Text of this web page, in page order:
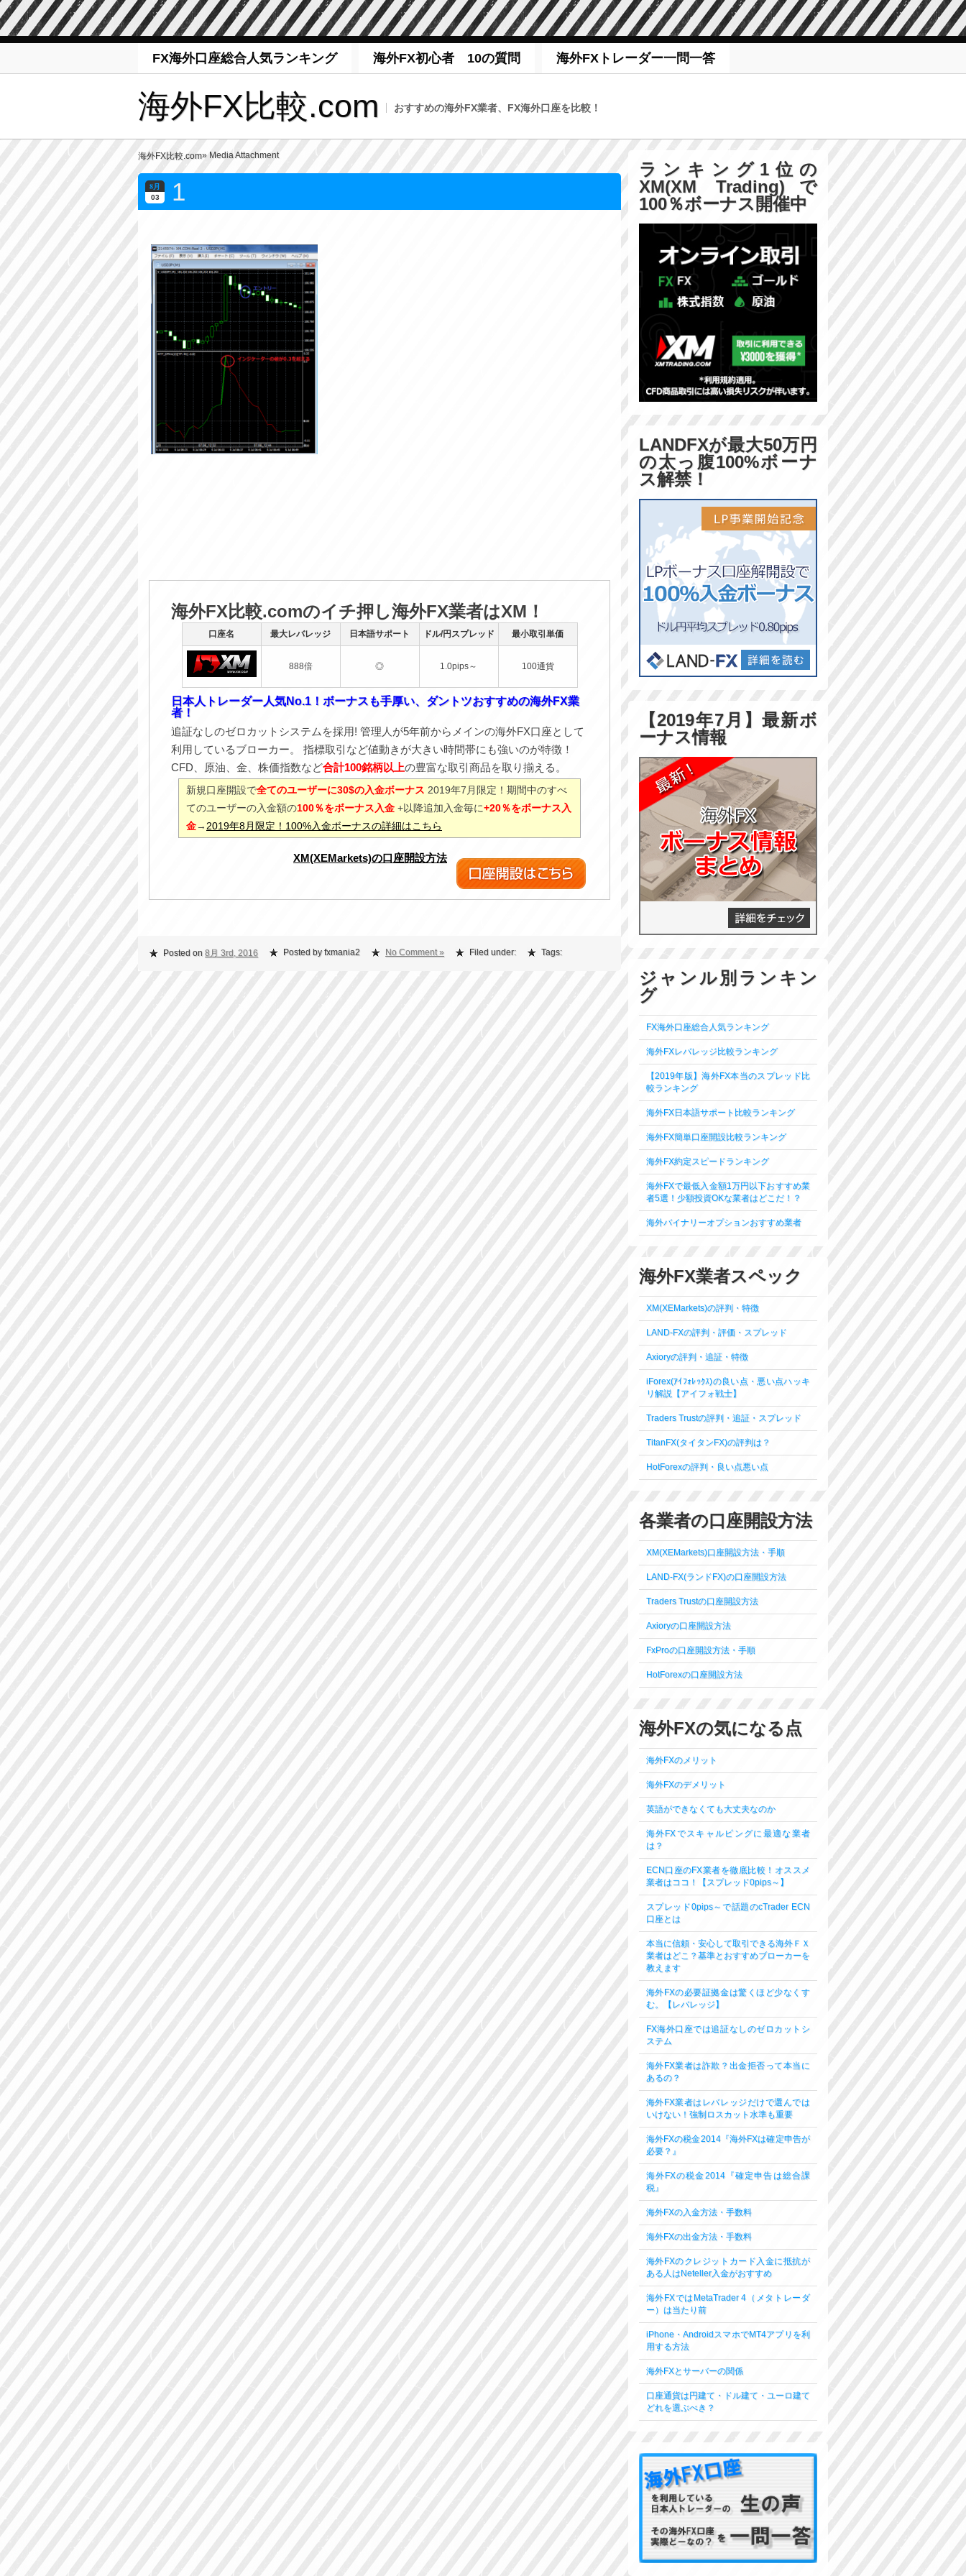
FX海外口座総合人気ランキング 海外FX初心者 10の質問 海外FXトレーダー一問一答
海外FX比較.com おすすめの海外FX業者、FX海外口座を比較！
海外FX比較.com» Media Attachment
8月
03 1
海外FX比較.comのイチ押し海外FX業者はXM！
口座名 最大レバレッジ 日本語サポート ドル/円スプレッド 最小取引単価
888倍 ◎ 1.0pips～ 100通貨
日本人トレーダー人気No.1！ボーナスも手厚い、ダントツおすすめの海外FX業
者！
追証なしのゼロカットシステムを採用! 管理人が5年前からメインの海外FX口座として
利用しているブローカー。 指標取引など値動きが大きい時間帯にも強いのが特徴！
CFD、原油、金、株価指数など合計100銘柄以上の豊富な取引商品を取り揃える。
新規口座開設で全てのユーザーに30$の入金ボーナス 2019年7月限定！期間中のすべ
てのユーザーの入金額の100％をボーナス入金 +以降追加入金毎に+20％をボーナス入
金→ 2019年8月限定！100%入金ボーナスの詳細はこちら
XM(XEMarkets)の口座開設方法
Posted on 8月 3rd, 2016 Posted by fxmania2 No Comment » Filed under: Tags:
ランキング1位の
XM(XM Trading)で
100％ボーナス開催中
LANDFXが最大50万円
の太っ腹100%ボーナ
ス解禁！
【2019年7月】最新ボ
ーナス情報
ジャンル別ランキン
グ
FX海外口座総合人気ランキング
海外FXレバレッジ比較ランキング
【2019年版】海外FX本当のスプレッド比
較ランキング
海外FX日本語サポート比較ランキング
海外FX簡単口座開設比較ランキング
海外FX約定スピードランキング
海外FXで最低入金額1万円以下おすすめ業
者5選！少額投資OKな業者はどこだ！？
海外バイナリーオプションおすすめ業者
海外FX業者スペック
XM(XEMarkets)の評判・特徴
LAND-FXの評判・評価・スプレッド
Axioryの評判・追証・特徴
iForex(ｱｲﾌｫﾚｯｸｽ)の良い点・悪い点ハッキ
リ解説【アイフォ戦士】
Traders Trustの評判・追証・スプレッド
TitanFX(タイタンFX)の評判は？
HotForexの評判・良い点悪い点
各業者の口座開設方法
XM(XEMarkets)口座開設方法・手順
LAND-FX(ランドFX)の口座開設方法
Traders Trustの口座開設方法
Axioryの口座開設方法
FxProの口座開設方法・手順
HotForexの口座開設方法
海外FXの気になる点
海外FXのメリット
海外FXのデメリット
英語ができなくても大丈夫なのか
海外FXでスキャルピングに最適な業者
は？
ECN口座のFX業者を徹底比較！オススメ
業者はココ！【スプレッド0pips～】
スプレッド0pips～で話題のcTrader ECN
口座とは
本当に信頼・安心して取引できる海外ＦＸ
業者はどこ？基準とおすすめブローカーを
教えます
海外FXの必要証拠金は驚くほど少なくす
む。【レバレッジ】
FX海外口座では追証なしのゼロカットシ
ステム
海外FX業者は詐欺？出金拒否って本当に
あるの？
海外FX業者はレバレッジだけで選んでは
いけない！強制ロスカット水準も重要
海外FXの税金2014『海外FXは確定申告が
必要？』
海外FXの税金2014『確定申告は総合課
税』
海外FXの入金方法・手数料
海外FXの出金方法・手数料
海外FXのクレジットカード入金に抵抗が
ある人はNeteller入金がおすすめ
海外FXではMetaTrader 4（メタトレーダ
ー）は当たり前
iPhone・AndroidスマホでMT4アプリを利
用する方法
海外FXとサーバーの関係
口座通貨は円建て・ドル建て・ユーロ建て
どれを選ぶべき？